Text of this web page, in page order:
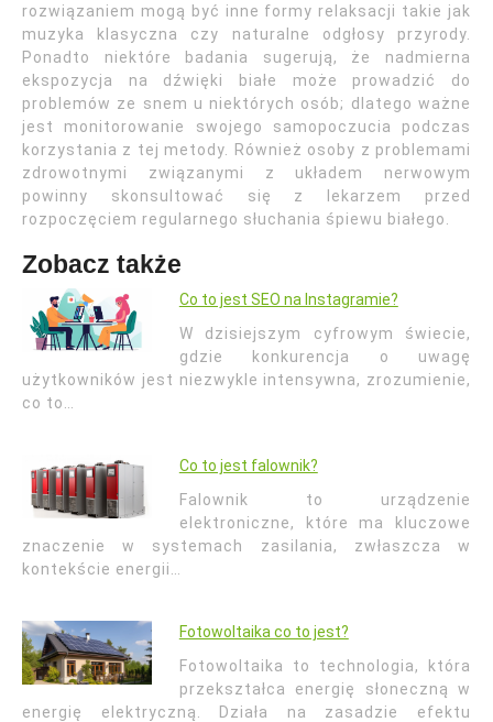
rozwiązaniem mogą być inne formy relaksacji takie jak
muzyka klasyczna czy naturalne odgłosy przyrody.
Ponadto niektóre badania sugerują, że nadmierna
ekspozycja na dźwięki białe może prowadzić do
problemów ze snem u niektórych osób; dlatego ważne
jest monitorowanie swojego samopoczucia podczas
korzystania z tej metody. Również osoby z problemami
zdrowotnymi związanymi z układem nerwowym
powinny skonsultować się z lekarzem przed
rozpoczęciem regularnego słuchania śpiewu białego.
Zobacz także
Co to jest SEO na Instagramie?
W dzisiejszym cyfrowym świecie,
gdzie konkurencja o uwagę
użytkowników jest niezwykle intensywna, zrozumienie,
co to…
Co to jest falownik?
Falownik to urządzenie
elektroniczne, które ma kluczowe
znaczenie w systemach zasilania, zwłaszcza w
kontekście energii…
Fotowoltaika co to jest?
Fotowoltaika to technologia, która
przekształca energię słoneczną w
energię elektryczną. Działa na zasadzie efektu